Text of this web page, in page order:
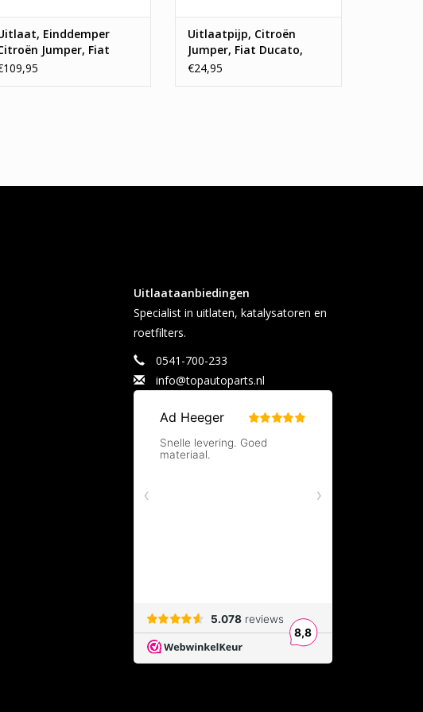
Einddemper
Jumper, Fiat
Peugeot Boxer
Uitlaatpijp, Citroën
Jumper, Fiat Ducato,
Peugeot Boxer
€24,95
Uitlaataanbiedingen
Specialist in uitlaten, katalysatoren en
roetfilters.
0541-700-233
info@topautoparts.nl